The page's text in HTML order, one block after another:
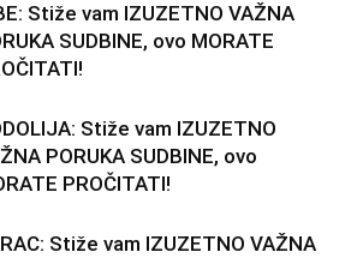
Stiže vam IZUZETNO VAŽNA
SUDBINE, ovo MORATE
Stiže vam IZUZETNO
PORUKA SUDBINE, ovo
PROČITATI!
Stiže vam IZUZETNO VAŽNA